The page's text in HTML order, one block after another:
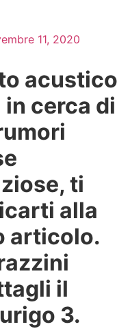
11, 2020
acustico
in cerca di
ti
alla
articolo.
il
3.